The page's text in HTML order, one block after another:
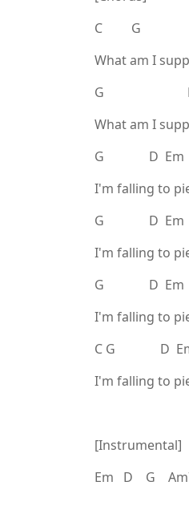
C G
What am I
G D
What am I
G D Em
I'm falling to
G D Em
I'm falling to
G D Em
I'm falling to
C G D
I'm falling to
[Instrumental]
Em D G